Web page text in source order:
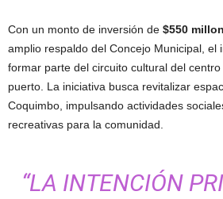
Con un monto de inversión de $550
amplio respaldo del Concejo Municipal, el
formar parte del circuito cultural del
puerto. La iniciativa busca revitalizar
Coquimbo, impulsando actividades
recreativas para la comunidad.
“LA INTENCIÓN